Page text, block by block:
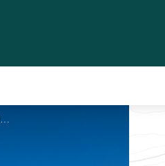
Sommets fraichement enneigés de la Pointe et de l'Aiguille de Méan Martin - MATHIEU Julien